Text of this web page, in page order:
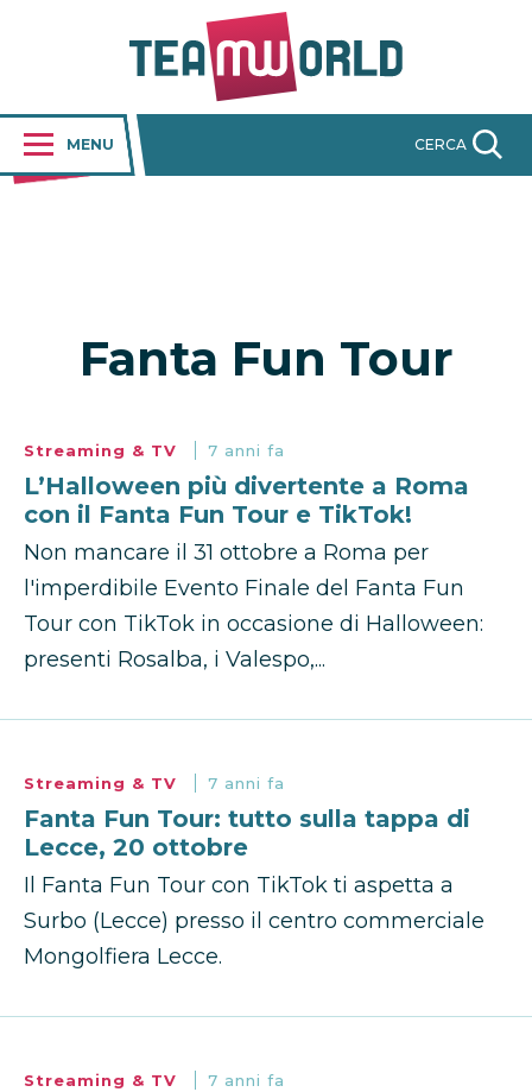
MENU CERCA
Fanta Fun Tour
Streaming & TV 7 anni fa
L’Halloween più divertente a Roma
con il Fanta Fun Tour e TikTok!
Non mancare il 31 ottobre a Roma per
l'imperdibile Evento Finale del Fanta Fun
Tour con TikTok in occasione di Halloween:
presenti Rosalba, i Valespo,...
Streaming & TV 7 anni fa
Fanta Fun Tour: tutto sulla tappa di
Lecce, 20 ottobre
Il Fanta Fun Tour con TikTok ti aspetta a
Surbo (Lecce) presso il centro commerciale
Mongolfiera Lecce.
Streaming & TV 7 anni fa